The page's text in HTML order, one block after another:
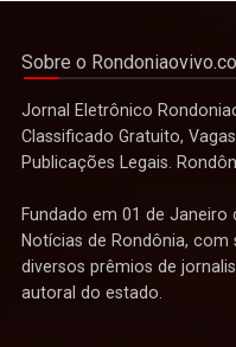
Sobre o
Jornal Eletrônico
Classificado Gratuito,
Publicações Legais.
Fundado em 01 de
Notícias de Rondônia,
diversos prêmios de
autoral do estado.